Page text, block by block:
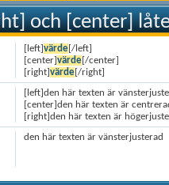
och [center]
[left]värde[/left]
[center]värde[/center]
[right]värde[/right]
[left]den här texten är
[center]den här texten är
[right]den här texten är
den här texten är vänsterjusterad